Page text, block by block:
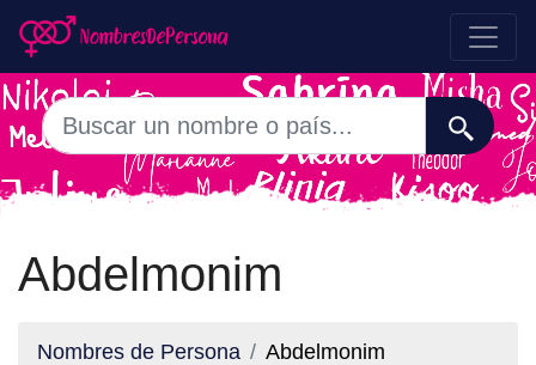
Abdelmonim
Nombres de Persona Abdelmonim